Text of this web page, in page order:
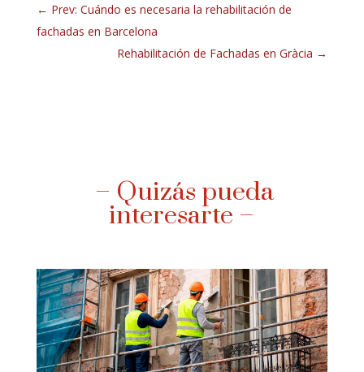
← Prev: Cuándo es necesaria la rehabilitación de
fachadas en Barcelona
Rehabilitación de Fachadas en Gràcia →
– Quizás pueda
interesarte –